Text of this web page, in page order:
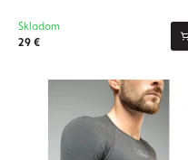
29 €
Skladom